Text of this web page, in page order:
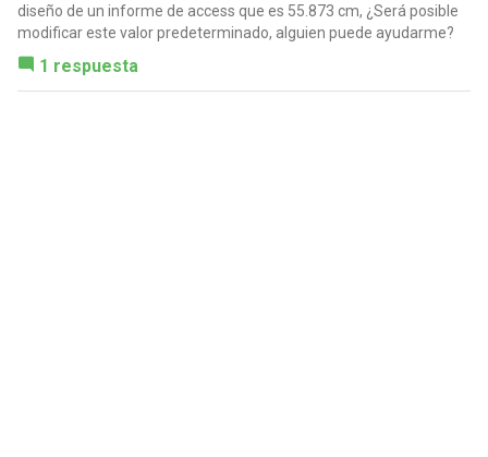
diseño de un informe de access que es 55.873 cm, ¿Será posible
modificar este valor predeterminado, alguien puede ayudarme?
1 respuesta